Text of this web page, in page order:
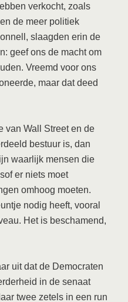
verkocht, zoals
de meer politiek
slaagden erin de
geef ons de macht om
Vreemd voor ons
maar dat deed
van Wall Street en de
bestuur is, dan
waarlijk mensen die
er niets moet
omhoog moeten.
nodig heeft, vooral
Het is beschamend,
uit dat de Democraten
in de senaat
twee zetels in een run